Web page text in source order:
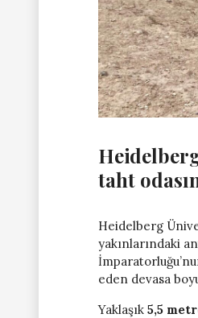
taht
Heidelberg
yakınlarındaki
eden devasa
Yaklaşık 5,5